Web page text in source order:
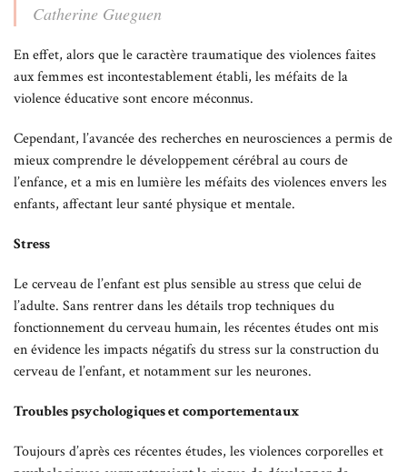
Catherine Gueguen
En effet, alors que le caractère traumatique des violences faites
aux femmes est incontestablement établi, les méfaits de la
violence éducative sont encore méconnus.
Cependant, l’avancée des recherches en neurosciences a permis de
mieux comprendre le développement cérébral au cours de
l’enfance, et a mis en lumière les méfaits des violences envers les
enfants, affectant leur santé physique et mentale.
Stress
Le cerveau de l’enfant est plus sensible au stress que celui de
l’adulte. Sans rentrer dans les détails trop techniques du
fonctionnement du cerveau humain, les récentes études ont mis
en évidence les impacts négatifs du stress sur la construction du
cerveau de l’enfant, et notamment sur les neurones.
Troubles psychologiques et comportementaux
Toujours d’après ces récentes études, les violences corporelles et